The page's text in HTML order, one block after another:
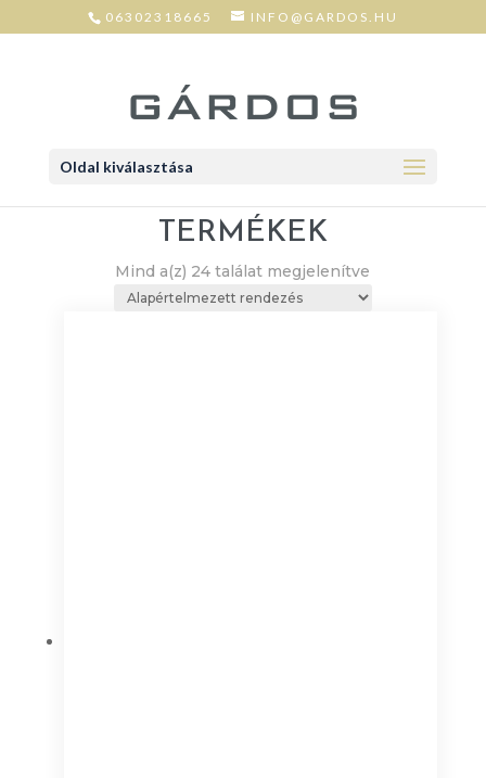
06302318665 INFO@GARDOS.HU
Oldal kiválasztása
TERMÉKEK
Mind a(z) 24 találat megjelenítve